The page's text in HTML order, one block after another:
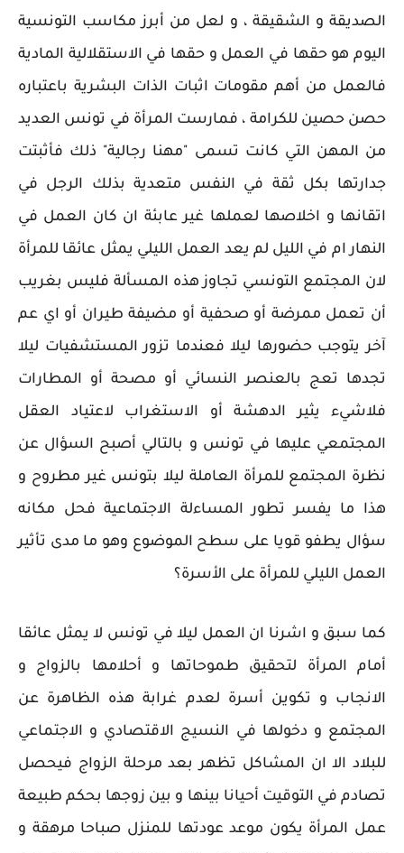
الصديقة و الشقيقة ، و لعل من أبرز مكاسب التونسية
اليوم هو حقها في العمل و حقها في الاستقلالية المادية
فالعمل من أهم مقومات اثبات الذات البشرية باعتباره
حصن حصين للكرامة ، فمارست المرأة في تونس العديد
من المهن التي كانت تسمى "مهنا رجالية" ذلك فأثبتت
جدارتها بكل ثقة في النفس متعدية بذلك الرجل في
اتقانها و اخلاصها لعملها غير عابئة ان كان العمل في
النهار ام في الليل لم يعد العمل الليلي يمثل عائقا للمرأة
لان المجتمع التونسي تجاوز هذه المسألة فليس بغريب
أن تعمل ممرضة أو صحفية أو مضيفة طيران أو اي عم
آخر يتوجب حضورها ليلا فعندما تزور المستشفيات ليلا
تجدها تعج بالعنصر النسائي أو مصحة أو المطارات
فلاشيء يثير الدهشة أو الاستغراب لاعتياد العقل
المجتمعي عليها في تونس و بالتالي أصبح السؤال عن
نظرة المجتمع للمرأة العاملة ليلا بتونس غير مطروح و
هذا ما يفسر تطور المساءلة الاجتماعية فحل مكانه
سؤال يطفو قويا على سطح الموضوع وهو ما مدى تأثير
العمل الليلي للمرأة على الأسرة؟
كما سبق و اشرنا ان العمل ليلا في تونس لا يمثل عائقا
أمام المرأة لتحقيق طموحاتها و أحلامها بالزواج و
الانجاب و تكوين أسرة لعدم غرابة هذه الظاهرة عن
المجتمع و دخولها في النسيج الاقتصادي و الاجتماعي
للبلاد الا ان المشاكل تظهر بعد مرحلة الزواج فيحصل
تصادم في التوقيت أحيانا بينها و بين زوجها بحكم طبيعة
عمل المرأة يكون موعد عودتها للمنزل صباحا مرهقة و